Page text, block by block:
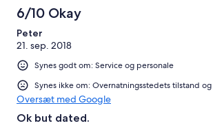
6/10 Okay
Peter
21. sep. 2018
Synes godt om: Service og personale
Synes ikke om: Overnatningsstedets tilstand
Oversæt med Google
Ok but dated.